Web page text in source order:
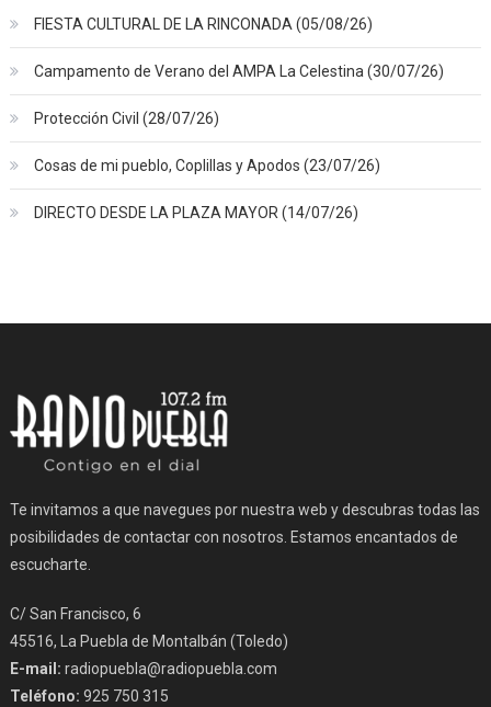
FIESTA CULTURAL DE LA RINCONADA (05/08/26)
Campamento de Verano del AMPA La Celestina (30/07/26)
Protección Civil (28/07/26)
Cosas de mi pueblo, Coplillas y Apodos (23/07/26)
DIRECTO DESDE LA PLAZA MAYOR (14/07/26)
Te invitamos a que navegues por nuestra web y descubras todas las
posibilidades de contactar con nosotros. Estamos encantados de
escucharte.
C/ San Francisco, 6
45516, La Puebla de Montalbán (Toledo)
E-mail: radiopuebla@radiopuebla.com
Teléfono: 925 750 315